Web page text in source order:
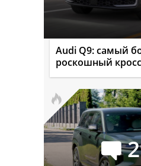
Audi Q9: самый
роскошный